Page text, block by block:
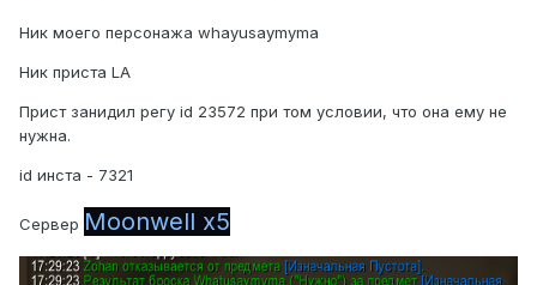
Ник моего персонажа whayusaymyma
Ник приста LA
Прист занидил регу id 23572 при том условии, что она ему не
нужна.
id инста - 7321
Сервер Moonwell x5